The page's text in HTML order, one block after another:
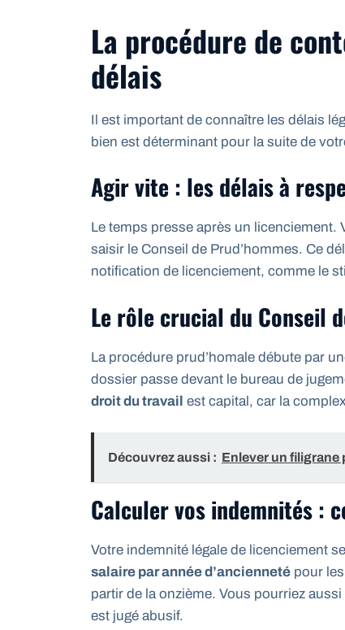
La procédure de
délais
Il est important de connaître les délais
bien est déterminant pour la suite de
Agir vite : les délais à
Le temps presse après un licenciement.
saisir le Conseil de Prud’hommes. Ce
notification de licenciement, comme le
Le rôle crucial du Conseil
La procédure prud’homale débute par
dossier passe devant le bureau de
droit du travail est capital, car la
Découvrez aussi : Enlever un filigrane
Calculer vos indemnités :
Votre indemnité légale de licenciement
salaire par année d’ancienneté pour
partir de la onzième. Vous pourriez
est jugé abusif.